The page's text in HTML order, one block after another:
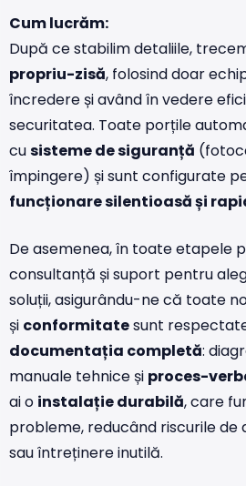
Cum lucrăm:
După ce stabilim detaliile,
propriu-zisă, folosind doar
încredere și având în vedere
securitatea. Toate porțile
cusisteme de siguranță
împingere) și sunt configurate
funcționare silentioasă și
De asemenea, în toate etapele
consultanță și suport pentru
soluții, asigurându-ne că toate
și conformitatesunt
documentația completă:
manuale tehnice și proces-
ai o instalație durabilă, care
probleme, reducând riscurile
sau întreținere inutilă.